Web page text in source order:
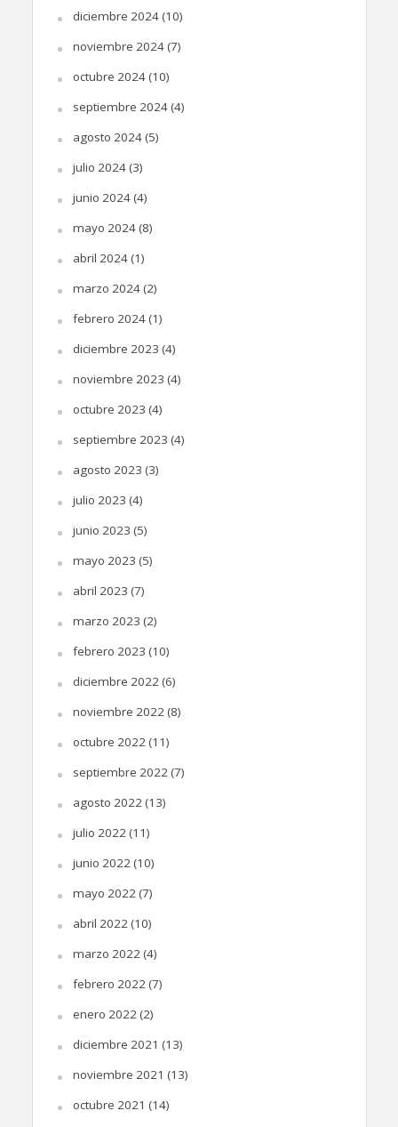
diciembre 2024(10)
noviembre 2024(7)
octubre 2024(10)
septiembre 2024(4)
agosto 2024(5)
julio 2024(3)
junio 2024(4)
mayo 2024(8)
abril 2024(1)
marzo 2024(2)
febrero 2024(1)
diciembre 2023 (4)
noviembre 2023 (4)
octubre 2023 (4)
septiembre 2023 (4)
agosto 2023 (3)
julio 2023 (4)
junio 2023 (5)
mayo 2023 (5)
abril 2023 (7)
marzo 2023 (2)
febrero 2023 (10)
diciembre 2022(6)
noviembre 2022(8)
octubre 2022(11)
septiembre 2022(7)
agosto 2022(13)
julio 2022(11)
junio 2022(10)
mayo 2022(7)
abril 2022(10)
marzo 2022(4)
febrero 2022(7)
enero 2022(2)
diciembre 2021 (13)
noviembre 2021 (13)
octubre 2021 (14)